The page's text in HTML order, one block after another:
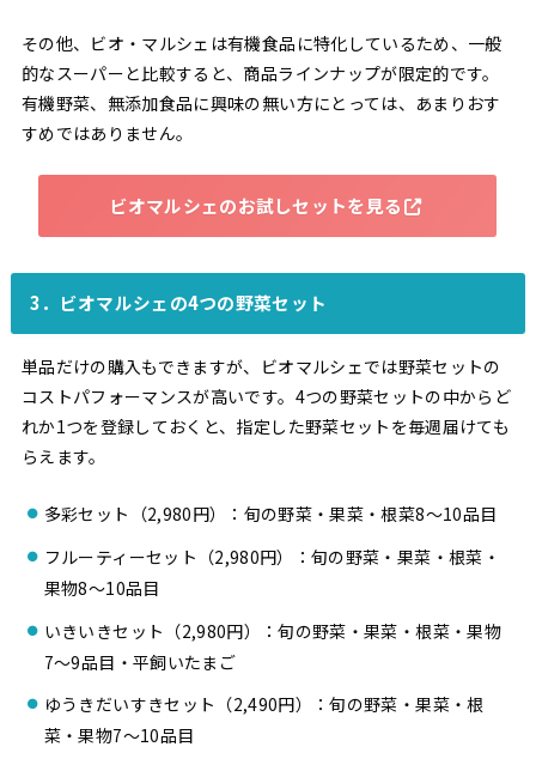
その他、ビオ・マルシェは有機食品に特化しているため、一般
的なスーパーと比較すると、商品ラインナップが限定的です。
有機野菜、無添加食品に興味の無い方にとっては、あまりおす
すめではありません。
ビオマルシェのお試しセットを見る
3．ビオマルシェの4つの野菜セット
単品だけの購入もできますが、ビオマルシェでは野菜セットの
コストパフォーマンスが高いです。4つの野菜セットの中からど
れか1つを登録しておくと、指定した野菜セットを毎週届けても
らえます。
多彩セット（2,980円）：旬の野菜・果菜・根菜8～10品目
フルーティーセット（2,980円）：旬の野菜・果菜・根菜・
果物8～10品目
いきいきセット（2,980円）：旬の野菜・果菜・根菜・果物
7～9品目・平飼いたまご
ゆうきだいすきセット（2,490円）：旬の野菜・果菜・根
菜・果物7～10品目